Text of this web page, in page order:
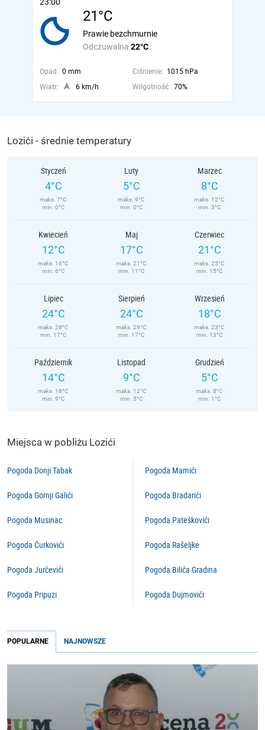
21°C
Odczuwalna 22°C
Prawie bezchmurnie
Opad: 0 mm Ciśnienie: 1015 hPa
Wiatr:
6 km/h Wilgotność: 70%
Lozići - średnie temperatury
Styczeń
4°C
maks. 7°C
min. 0°C
Luty
5°C
maks. 9°C
min. 0°C
Marzec
8°C
maks. 12°C
min. 3°C
Kwiecień
12°C
maks. 16°C
min. 6°C
Maj
17°C
maks. 21°C
min. 11°C
Czerwiec
21°C
maks. 25°C
min. 15°C
Lipiec
24°C
maks. 28°C
min. 17°C
Sierpień
24°C
maks. 29°C
min. 17°C
Wrzesień
18°C
maks. 23°C
min. 13°C
Październik
14°C
maks. 18°C
min. 9°C
Listopad
9°C
maks. 12°C
min. 5°C
Grudzień
5°C
maks. 8°C
min. 1°C
Miejsca w pobliżu Lozići
Pogoda Donji Tabak
Pogoda Gornji Galići
Pogoda Musinac
Pogoda Ćurkovići
Pogoda Jurčevići
Pogoda Pripuzi
Pogoda Mamići
Pogoda Bradarići
Pogoda Pateškovići
Pogoda Rašeljke
Pogoda Bilića Gradina
Pogoda Dujmovići
POPULARNE NAJNOWSZE